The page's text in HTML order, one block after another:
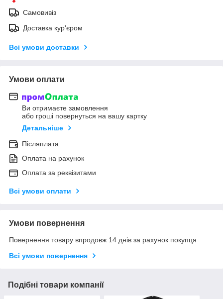
Самовивіз
Доставка кур'єром
Всі умови доставки
Умови оплати
Ви отримаєте замовлення
або гроші повернуться на вашу картку
Детальніше
Післяплата
Оплата на рахунок
Оплата за реквізитами
Всі умови оплати
Умови повернення
Повернення товару впродовж 14 днів за рахунок покупця
Всі умови повернення
Подібні товари компанії